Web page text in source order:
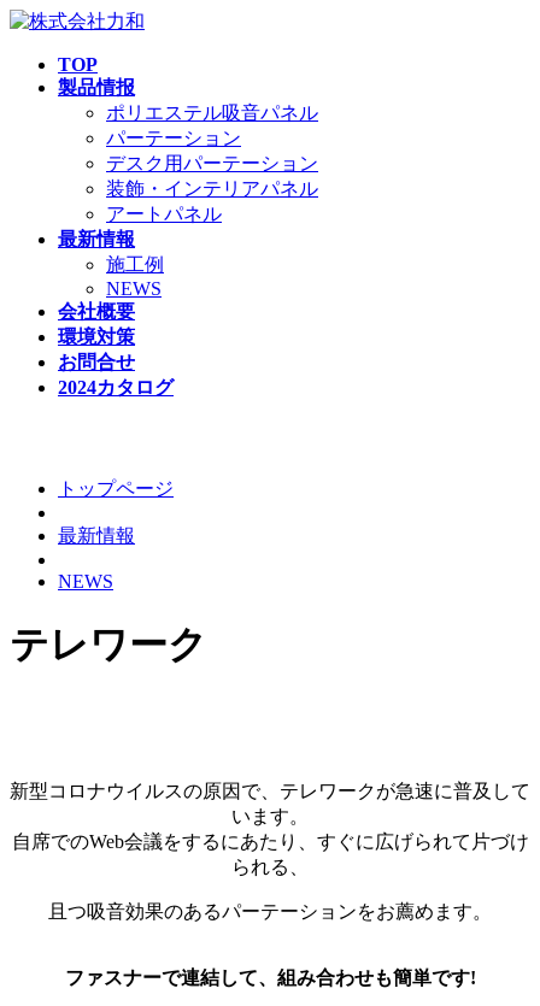
TOP
製品情报
ポリエステル吸音パネル
パーテーション
デスク用パーテーション
装飾・インテリアパネル
アートパネル
最新情報
施工例
NEWS
会社概要
環境対策
お問合せ
2024カタログ
トップページ
最新情報
NEWS
テレワーク
新型コロナウイルスの原因で、テレワークが急速に普及して
います。
自席でのWeb会議をするにあたり、すぐに広げられて片づけ
られる、
且つ吸音効果のあるパーテーションをお薦めます。
ファスナーで連結して、組み合わせも簡単です!